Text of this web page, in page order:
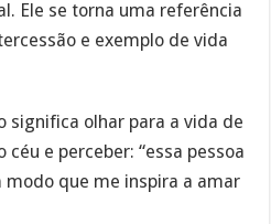
Ele se torna uma referência
e exemplo de vida
significa olhar para a vida de
e perceber: “essa pessoa
modo que me inspira a amar